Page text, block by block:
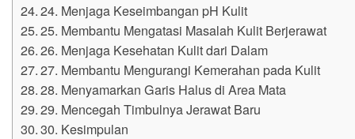
24. Menjaga Keseimbangan pH Kulit
25. Membantu Mengatasi Masalah Kulit Berjerawat
26. Menjaga Kesehatan Kulit dari Dalam
27. Membantu Mengurangi Kemerahan pada Kulit
28. Menyamarkan Garis Halus di Area Mata
29. Mencegah Timbulnya Jerawat Baru
30. Kesimpulan